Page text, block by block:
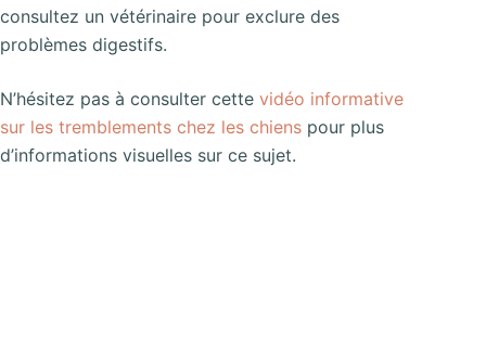
consultez un vétérinaire pour exclure des
problèmes digestifs.
N’hésitez pas à consulter cette vidéo informative
sur les tremblements chez les chiens pour plus
d’informations visuelles sur ce sujet.